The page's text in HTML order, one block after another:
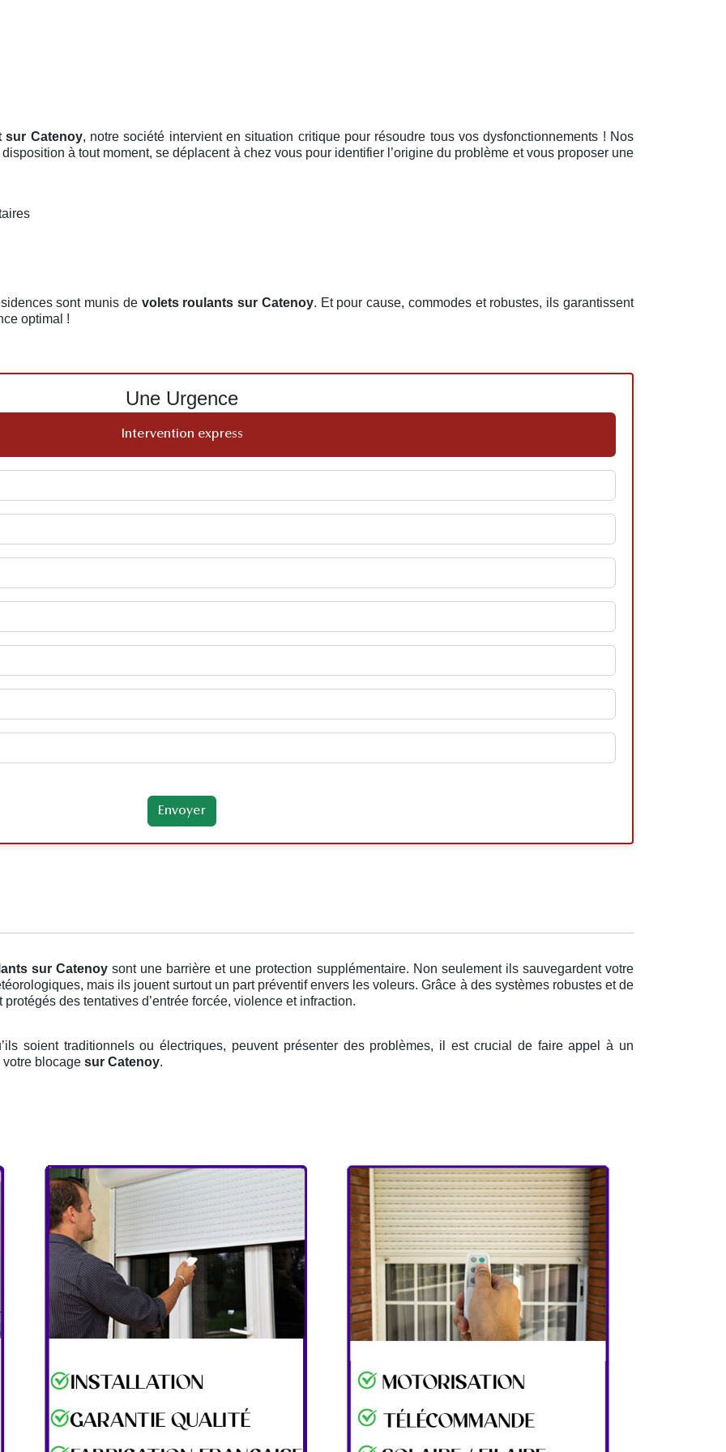
sur Catenoy, notre société intervient en situation critique pour résoudre tous vos dysfonctionnements ! Nos
à tout moment, se déplacent à chez vous pour identifier l’origine du problème et vous proposer une
sont munis de volets roulants sur Catenoy. Et pour cause, commodes et robustes, ils garantissent
optimal !
Une Urgence
Intervention express
sur Catenoysont une barrière et une protection supplémentaire. Non seulement ils sauvegardent votre
mais ils jouent surtout un part préventif envers les voleurs. Grâce à des systèmes robustes et de
des tentatives d’entrée forcée, violence et infraction.
soient traditionnels ou électriques, peuvent présenter des problèmes, il est crucial de faire appel à un
blocage sur Catenoy.